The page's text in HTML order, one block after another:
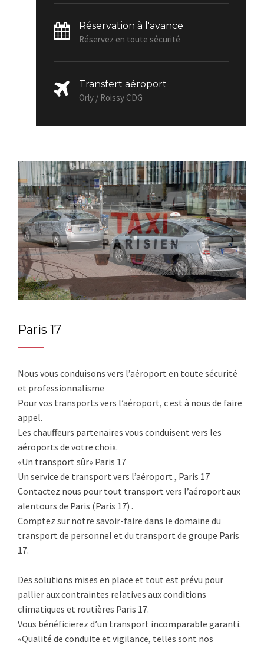
Réservation à l'avance
Réservez en toute sécurité
Transfert aéroport
Orly / Roissy CDG
Paris 17
Nous vous conduisons vers l’aéroport en toute sécurité
et professionnalisme
Pour vos transports vers l’aéroport, c est à nous de faire
appel.
Les chauffeurs partenaires vous conduisent vers les
aéroports de votre choix.
«Un transport sûr» Paris 17
Un service de transport vers l’aéroport , Paris 17
Contactez nous pour tout transport vers l’aéroport aux
alentours de Paris (Paris 17) .
Comptez sur notre savoir-faire dans le domaine du
transport de personnel et du transport de groupe Paris
17.
Des solutions mises en place et tout est prévu pour
pallier aux contraintes relatives aux conditions
climatiques et routières Paris 17.
Vous bénéficierez d’un transport incomparable garanti.
«Qualité de conduite et vigilance, telles sont nos